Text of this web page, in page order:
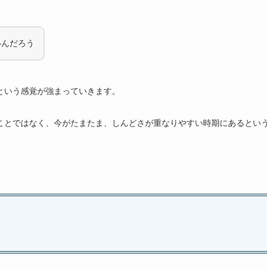
だろう
う感覚が強まっていきます。
ではなく、今がたまたま、しんどさが重なりやすい時期にあるとい